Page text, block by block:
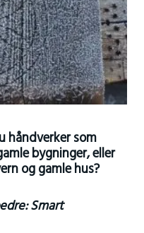
håndverker som
bygninger, eller
og gamle hus?
Smart